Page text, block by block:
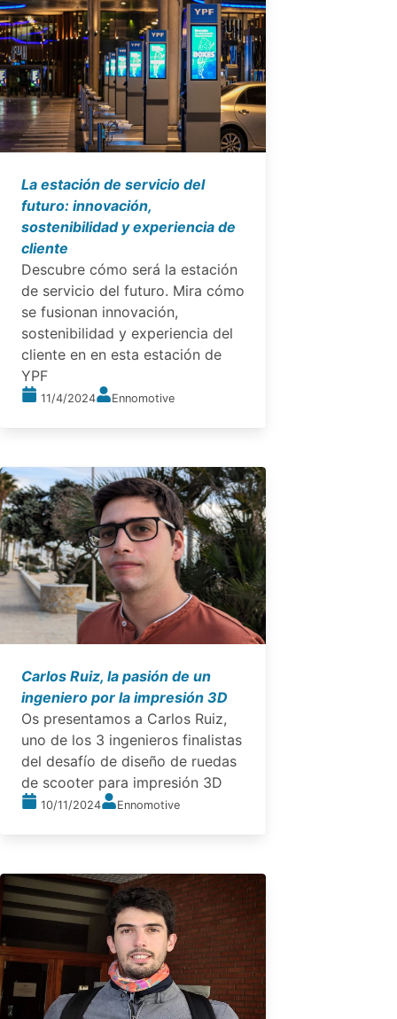
La estación de servicio del
futuro: innovación,
sostenibilidad y experiencia de
cliente
Descubre cómo será la estación
de servicio del futuro. Mira cómo
se fusionan innovación,
sostenibilidad y experiencia del
cliente en en esta estación de
YPF
11/4/2024 Ennomotive
Carlos Ruiz, la pasión de un
ingeniero por la impresión 3D
Os presentamos a Carlos Ruiz,
uno de los 3 ingenieros finalistas
del desafío de diseño de ruedas
de scooter para impresión 3D
10/11/2024 Ennomotive